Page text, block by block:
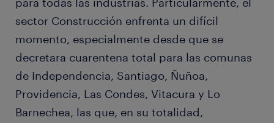
sector Construcción enfrenta un difícil
momento, especialmente desde que se
decretara cuarentena total para las comunas
de Independencia, Santiago, Ñuñoa,
Providencia, Las Condes, Vitacura y Lo
Barnechea, las que, en su totalidad,